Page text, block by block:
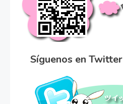
Síguenos en Twitter